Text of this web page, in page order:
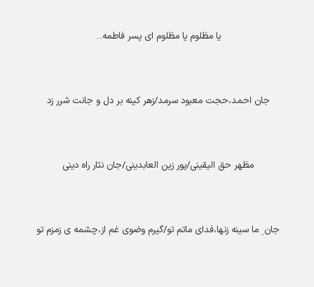
یا مظلوم یا مظلوم ای پسر فاطمه...
جان احمد،حجت معبود سرمد/زهر کینه بر دل و جانت شرر زد
مظهر حق الیقینی/پور زین العابدینی/جان نثار راه دینی
جان ِ ما سینه زنها،فدای ماتم تو/گیرم وضوی غم از،چشمه ی زمزم تو